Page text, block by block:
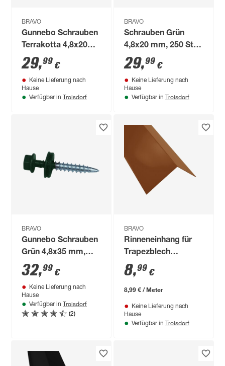
BRAVO
Gunnebo Schrauben
Terrakotta 4,8x20
mm, 250 St Pack
29,99 €
Keine Lieferung nach
Hause
Verfügbar in Troisdorf
BRAVO
Schrauben Grün
4,8x20 mm, 250 St
Pack
29,99 €
Keine Lieferung nach
Hause
Verfügbar in Troisdorf
BRAVO
Gunnebo Schrauben
Grün 4,8x35 mm,
250 St Pack
32,99 €
Keine Lieferung nach
Hause
Verfügbar in Troisdorf
(2)
BRAVO
Rinneneinhang für
Trapezblech
terrakottafarben 100
cm
8,99 €
8,99 € / Meter
Keine Lieferung nach
Hause
Verfügbar in Troisdorf